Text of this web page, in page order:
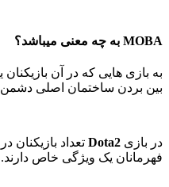
MOBA به چه معنی میباشد؟
به بازی هایی که در آن
بین بردن ساختمان اصلی
در بازی Dota2
فهرمانان یک ویژگی خاص دارند.